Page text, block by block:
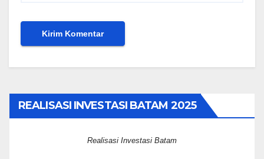
REALISASI INVESTASI BATAM 2025
Realisasi Investasi Batam